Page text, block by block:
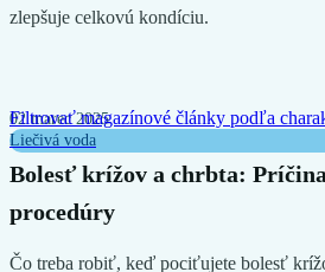
zlepšuje celkovú kondíciu.
02 marec 2025
Bolesť krížov a chrbta:
procedúry
Čo treba robiť, keď pociťujete bolesť
Filtrovať magazínové články podľa
Liečivá voda